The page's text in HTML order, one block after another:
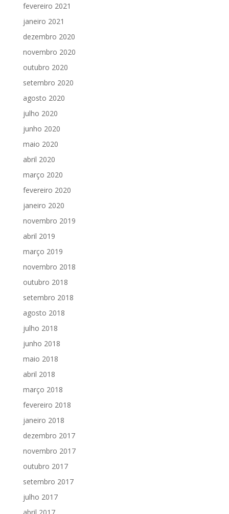
fevereiro 2021
janeiro 2021
dezembro 2020
novembro 2020
outubro 2020
setembro 2020
agosto 2020
julho 2020
junho 2020
maio 2020
abril 2020
março 2020
fevereiro 2020
janeiro 2020
novembro 2019
abril 2019
março 2019
novembro 2018
outubro 2018
setembro 2018
agosto 2018
julho 2018
junho 2018
maio 2018
abril 2018
março 2018
fevereiro 2018
janeiro 2018
dezembro 2017
novembro 2017
outubro 2017
setembro 2017
julho 2017